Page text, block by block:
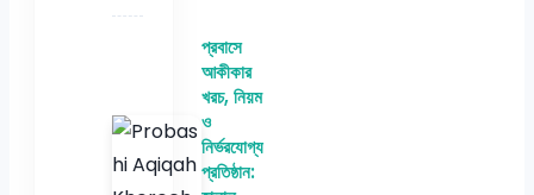
প্রবাসে
আকীকার
খরচ, নিয়ম
ও
নির্ভরযোগ্য
প্রতিষ্ঠান: